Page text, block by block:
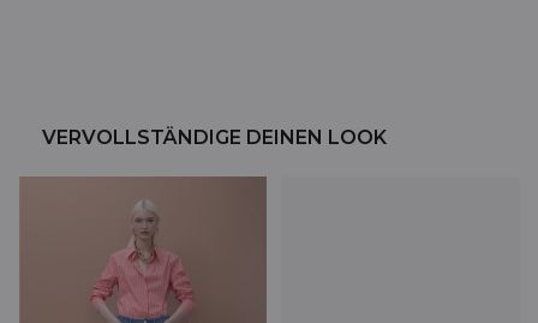
VERVOLLSTÄNDIGE DEINEN LOOK